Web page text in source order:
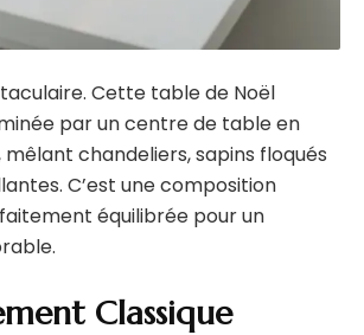
Cette table de Noël
par un centre de table en
chandeliers, sapins floqués
C’est une composition
équilibrée pour un
Classique